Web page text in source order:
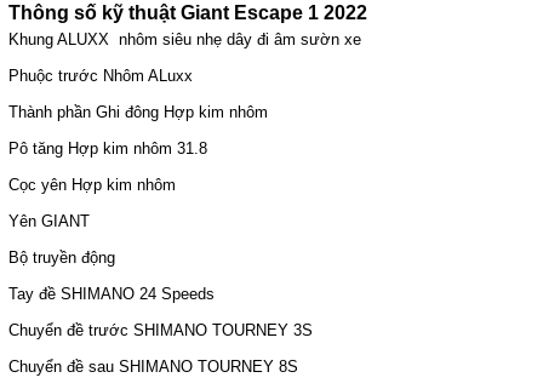
Thông số kỹ thuật Giant Escape 1 2022
Khung ALUXX nhôm siêu nhẹ dây đi âm sườn xe
Phuộc trước Nhôm ALuxx
Thành phần Ghi đông Hợp kim nhôm
Pô tăng Hợp kim nhôm 31.8
Cọc yên Hợp kim nhôm
Yên GIANT
Bộ truyền động
Tay đề SHIMANO 24 Speeds
Chuyển đề trước SHIMANO TOURNEY 3S
Chuyển đề sau SHIMANO TOURNEY 8S